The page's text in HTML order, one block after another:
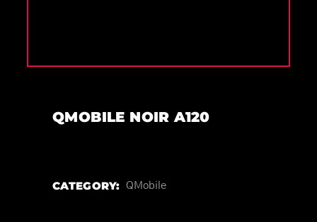
QMOBILE NOIR A120
CATEGORY: QMobile